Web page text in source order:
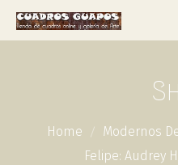
Home Modernos
Felipe: Audrey